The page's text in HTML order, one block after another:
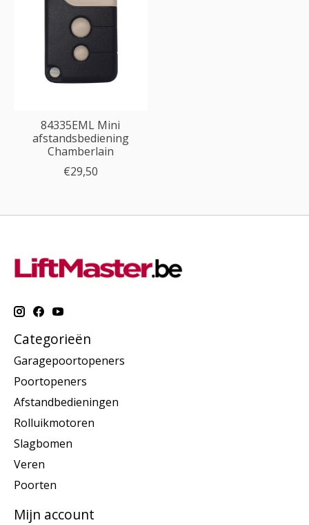
84335EML Mini
afstandsbediening
Chamberlain
€29,50
Categorieën
Garagepoortopeners
Poortopeners
Afstandbedieningen
Rolluikmotoren
Slagbomen
Veren
Poorten
Mijn account